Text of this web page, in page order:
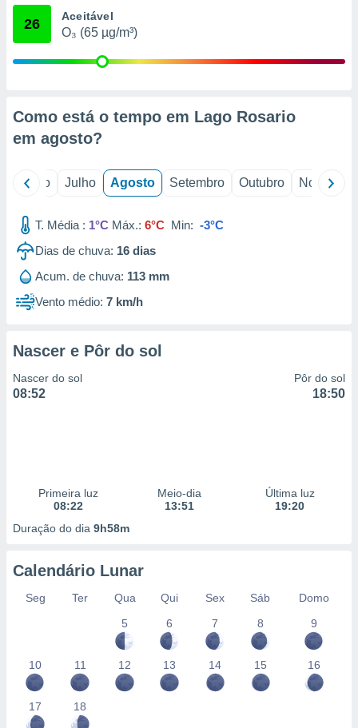
estudos
1199
26 Aceitável
O₃ (65 µg/m³)
Como está o tempo em Lago Rosario
em agosto?
Junho Julho Agosto Setembro Outubro Novembro
T. Média : 1°C Máx.: 6°C Min: -3°C
Dias de chuva: 16 dias
Acum. de chuva: 113 mm
Vento médio: 7 km/h
Nascer e Pôr do sol
Nascer do sol
08:52
Pôr do sol
18:50
Primeira luz
08:22
Meio-dia
13:51
Última luz
19:20
Duração do dia 9h58m
Calendário Lunar
Seg Ter Qua Qui Sex Sáb
Domo
5
6 7 8 9
10 11 12 13 14 15 16
17 18